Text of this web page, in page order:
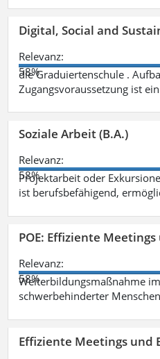
Digital, Social and
Relevanz:
58%
die Graduiertenschule .
Zugangsvoraussetzung ist
Soziale Arbeit (B.A.)
Relevanz:
58%
Projektarbeit oder
ist berufsbefähigend,
POE: Effiziente
Relevanz:
58%
Weiterbildungsmaßnahme
schwerbehinderter
Effiziente Meetings und